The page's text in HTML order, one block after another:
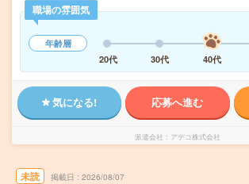
職場の雰囲気
年齢層
20代
30代 40代
気になる! 応募へ進む
派遣会社 アデコ株式会社
未読 掲載日 2026/08/07